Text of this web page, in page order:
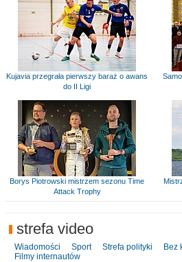
Kujavia przegrała pierwszy baraż o awans
do II Ligi
Borys Piotrowski mistrzem sezonu Time
Attack Trophy
strefa video
Wiadomości Sport Strefa polityki
Bez
Filmy internautów